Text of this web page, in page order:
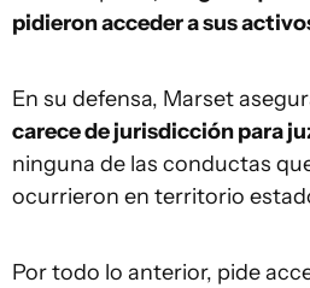
pidieron acceder a sus
En su defensa, Marset
carece de jurisdicción para
ninguna de las conductas
ocurrieron en territorio
Por todo lo anterior, pide